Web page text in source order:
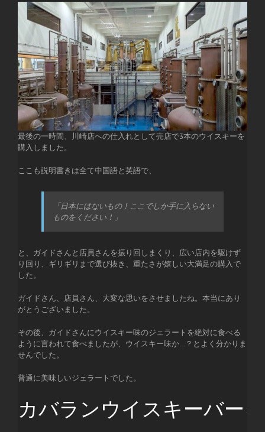
最後の一時間、川崎店への仕入れとして売店で3本のウイスキーを
購入しました。
ここも説明書きは全て中国語と英語で、
「日本にはないもの！ここでしか手に入らない
ものをください！」
と、ガイドさんと店員さんを振り回しまくり、広い店内を駆けず
り回り、ギリギリまで選び抜き、重たさが嬉しい大満足の購入で
した。
ガイドさん、店員さん、大変な思いをさせましたね。本当にあり
がとうございました。
その後、ガイドさんにウイスキー味のジェラートを絶対に食べる
ように言われて食べましたが、ウイスキー味か…？とよく分かりま
せんでした。
普通に美味しいジェラートでした。
カバランウイスキーバー